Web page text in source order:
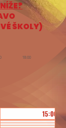
ŠKOLY)
18:00
15:00